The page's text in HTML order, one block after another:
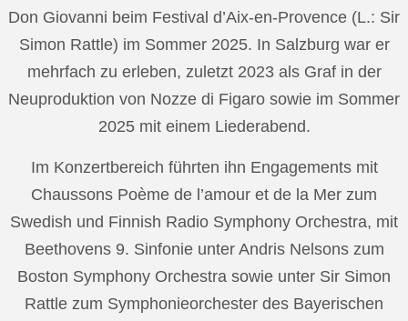
Don Giovanni beim Festival d’Aix-en-Provence (L.: Sir
Simon Rattle) im Sommer 2025. In Salzburg war er
mehrfach zu erleben, zuletzt 2023 als Graf in der
Neuproduktion von Nozze di Figaro sowie im Sommer
2025 mit einem Liederabend.
Im Konzertbereich führten ihn Engagements mit
Chaussons Poème de l’amour et de la Mer zum
Swedish und Finnish Radio Symphony Orchestra, mit
Beethovens 9. Sinfonie unter Andris Nelsons zum
Boston Symphony Orchestra sowie unter Sir Simon
Rattle zum Symphonieorchester des Bayerischen